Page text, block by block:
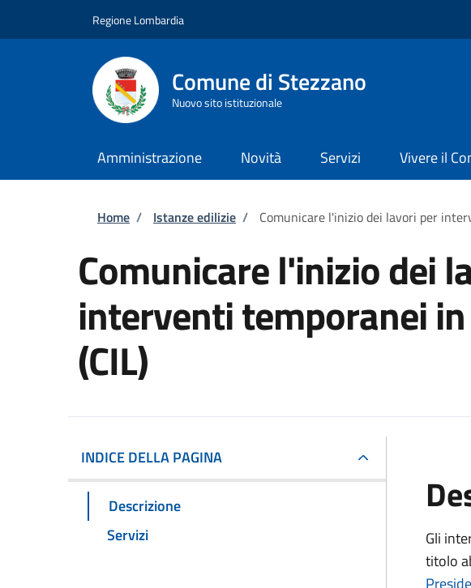
Regione Lombardia
Comune di Stezzano
Nuovo sito istituzionale
Amministrazione Novità Servizi Vivere il
Briciole di pane
Home / Istanze edilizie / Comunicare l'inizio dei lavori per
Comunicare l'inizio dei
interventi temporanei
(CIL)
INDICE DELLA PAGINA
Descrizione
Servizi
Gli
titolo